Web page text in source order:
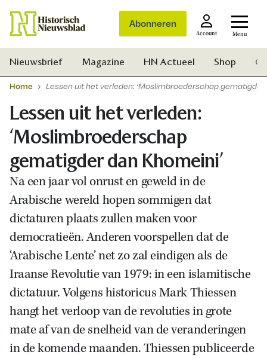
Abonneren
Account Menu
Zoek
Nieuwsbrief Magazine HN Actueel Shop
Home Lessen uit het verleden: ‘Moslimbroederschap gematigder
Lessen uit het verleden:
‘Moslimbroederschap
gematigder dan Khomeini’
Na een jaar vol onrust en geweld in de
Arabische wereld hopen sommigen dat
dictaturen plaats zullen maken voor
democratieën. Anderen voorspellen dat de
‘Arabische Lente’ net zo zal eindigen als de
Iraanse Revolutie van 1979: in een islamitische
dictatuur. Volgens historicus Mark Thiessen
hangt het verloop van de revoluties in grote
mate af van de snelheid van de veranderingen
in de komende maanden. Thiessen publiceerde